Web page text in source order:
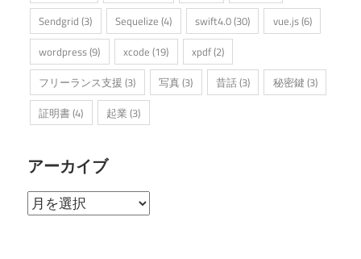
Sendgrid (3) Sequelize (4) swift4.0(30) vue.js(6)
wordpress(9) xcode (19) xpdf(2)
フリーランス支援 (3) 写真(3) 昔話(3) 秘密鍵 (3)
証明書(4) 起業 (3)
アーカイブ
ア